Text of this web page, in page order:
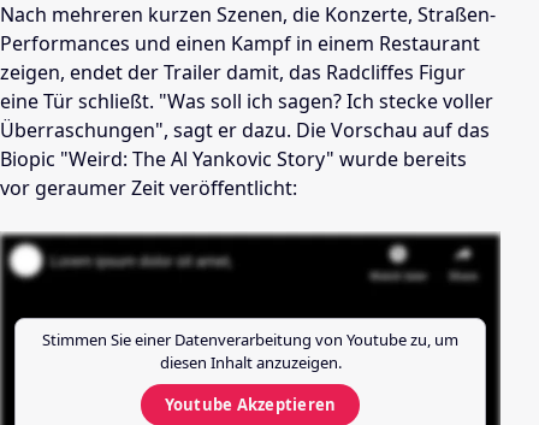
Nach mehreren kurzen Szenen, die Konzerte, Straßen-
Performances und einen Kampf in einem Restaurant
zeigen, endet der Trailer damit, das Radcliffes Figur
eine Tür schließt. "Was soll ich sagen? Ich stecke voller
Überraschungen", sagt er dazu. Die Vorschau auf das
Biopic "Weird: The Al Yankovic Story" wurde bereits
vor geraumer Zeit veröffentlicht:
Stimmen Sie einer Datenverarbeitung von Youtubezu, um
diesen Inhalt anzuzeigen.
Youtube Akzeptieren